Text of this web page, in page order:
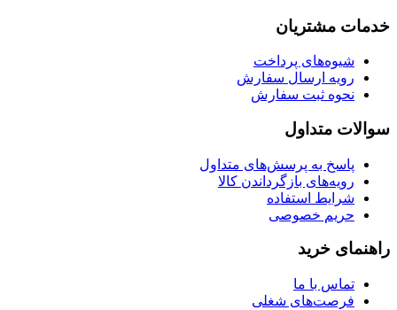
خدمات مشتریان
شیوه‌های پرداخت
رویه ارسال سفارش
نحوه ثبت سفارش
سوالات متداول
پاسخ به پرسش‌های متداول
رویه‌های بازگرداندن کالا
شرایط استفاده
حریم خصوصی
راهنمای خرید
تماس با ما
فرصت‌های شغلی